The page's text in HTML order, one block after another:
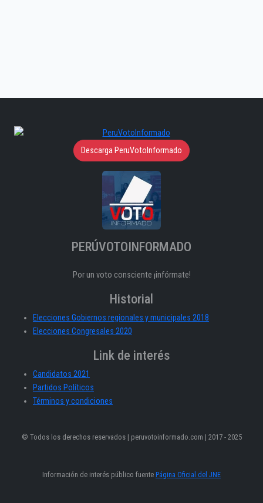
Descarga PeruVotoInformado
PERÚVOTOINFORMADO
Por un voto consciente ¡infórmate!
Historial
Elecciones Gobiernos regionales y municipales 2018
Elecciones Congresales 2020
Link de interés
Candidatos 2021
Partidos Políticos
Términos y condiciones
© Todos los derechos reservados | peruvotoinformado.com | 2017 - 2025
Información de interés público fuente Página Oficial del JNE